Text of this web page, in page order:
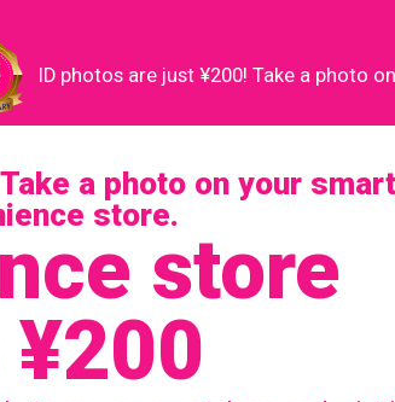
ID photos are just ¥200! Take a photo
a photo on your
store.
store